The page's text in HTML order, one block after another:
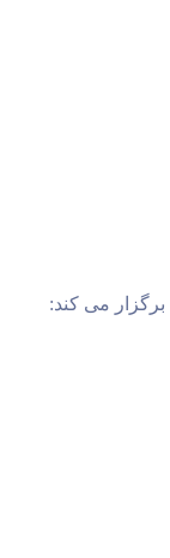
برگزار می کند: